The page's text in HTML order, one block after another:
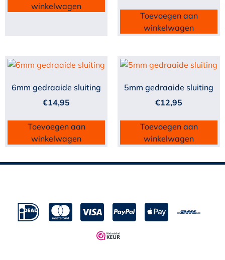
winkelwagen
Toevoegen aan
winkelwagen
6mm gedraaide sluiting
€14,95
Toevoegen aan
winkelwagen
5mm gedraaide sluiting
€12,95
Toevoegen aan
winkelwagen